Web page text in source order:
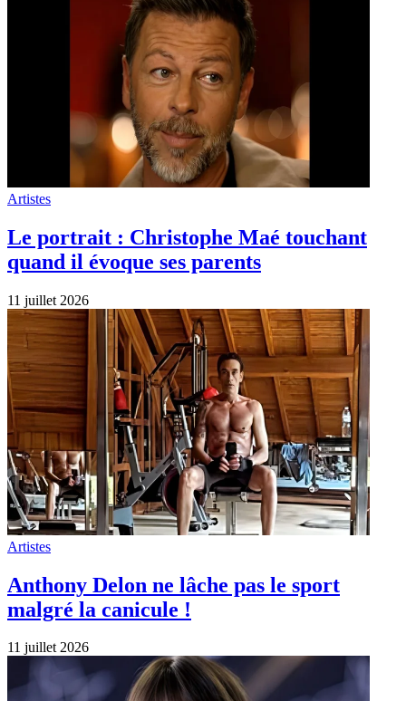
Artistes
Le portrait : Christophe Maé touchant
quand il évoque ses parents
11 juillet 2026
Artistes
Anthony Delon ne lâche pas le sport
malgré la canicule !
11 juillet 2026